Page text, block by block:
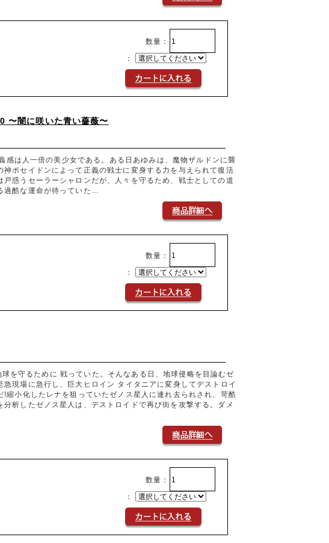
数量：
：
〜闇に咲いた青い薔薇〜
は人一倍の美少女である。ある日あゆみは、魔物ザルドンに襲
ポセイドンによって正義の戦士に変身する力を与えられて復活
惑うセーラーシャロンだが、人々を守るため、戦士としての道
過酷な運命が待っていた…
数量：
：
を守るために 戦っていた。そんなある日、地球侵略を目論むゼ
現場に急行し、巨大ヒロイン タイタニアに変身してデストロイ
縮小化したレナを狙っていたゼノス星人に連れ去られされ、苛酷
析したゼノス星人は、デストロイドで再び街を攻撃する。ダメ
数量：
：